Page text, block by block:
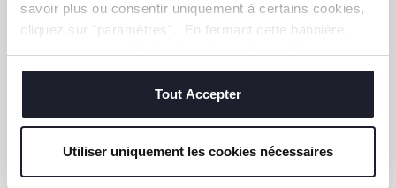
savoir plus ou consentir uniquement à certains cookies,
cliquez sur "paramètres". En fermant cette bannière,
techniques, qui sont essentiels au service demandé.
Tout Accepter
Utiliser uniquement les cookies nécessaires
S'ABONNER À LA NEWSLETTER